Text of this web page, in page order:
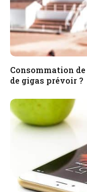
Consommation
de gigas prévoir ?